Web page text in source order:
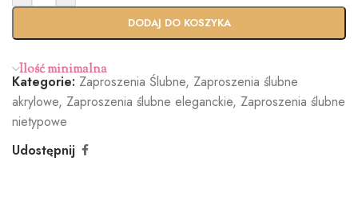
DODAJ DO KOSZYKA
Ilość minimalna
Kategorie: Zaproszenia Ślubne, Zaproszenia ślubne
akrylowe, Zaproszenia ślubne eleganckie, Zaproszenia ślubne
nietypowe
Udostępnij